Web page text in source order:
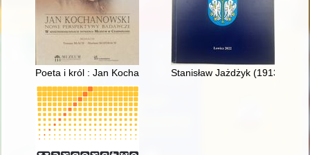
Poeta i król : Jan Kochanowski na dworze Zygmunta II
Stanisław Jażdżyk (1913-